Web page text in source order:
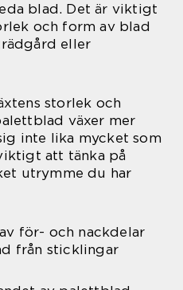
blad. Det är viktigt
och form av blad
eller
storlek och
växer mer
inte lika mycket som
att tänka på
utrymme du har
för- och nackdelar
från sticklingar